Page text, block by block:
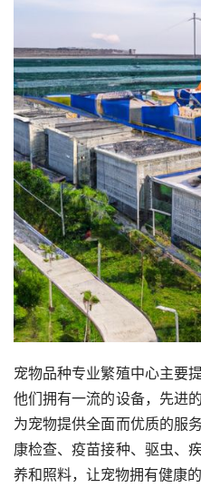
宠物品种专业繁殖中心主要
他们拥有一流的设备，先进
为宠物提供全面而优质的服
康检查、疫苗接种、驱虫、
养和照料，让宠物拥有健康的